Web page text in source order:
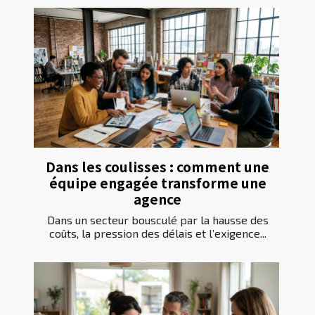
Dans les coulisses : comment une
équipe engagée transforme une
agence
Dans un secteur bousculé par la hausse des
coûts, la pression des délais et l’exigence...